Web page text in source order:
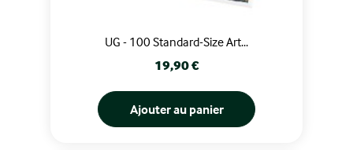
UG - 100 Standard-Size Art...
Prix
19,90 €
Ajouter au panier